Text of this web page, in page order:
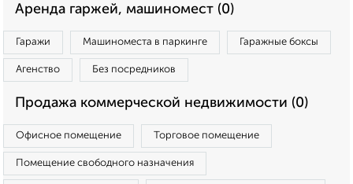
Аренда гаржей, машиномест (0)
Гаражи Машиноместа в паркинге Гаражные боксы
Агенство Без посредников
Продажа коммерческой недвижимости (0)
Офисное помещение Торговое помещение
Помещение свободного назначения